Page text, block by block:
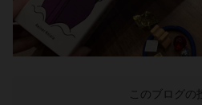
このブログの